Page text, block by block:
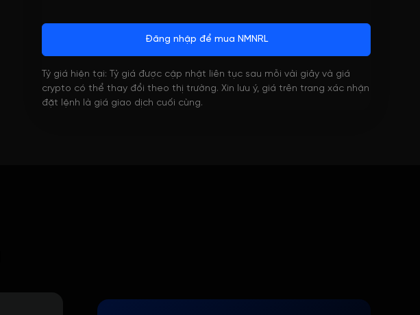
Đăng nhập để mua NMNRL
Tỷ giá hiện tại: Tỷ giá được cập nhật liên tục sau mỗi vài giây và giá
crypto có thể thay đổi theo thị trường. Xin lưu ý, giá trên trang xác nhận
đặt lệnh là giá giao dịch cuối cùng.